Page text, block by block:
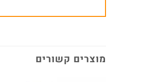
מוצרים קשורים